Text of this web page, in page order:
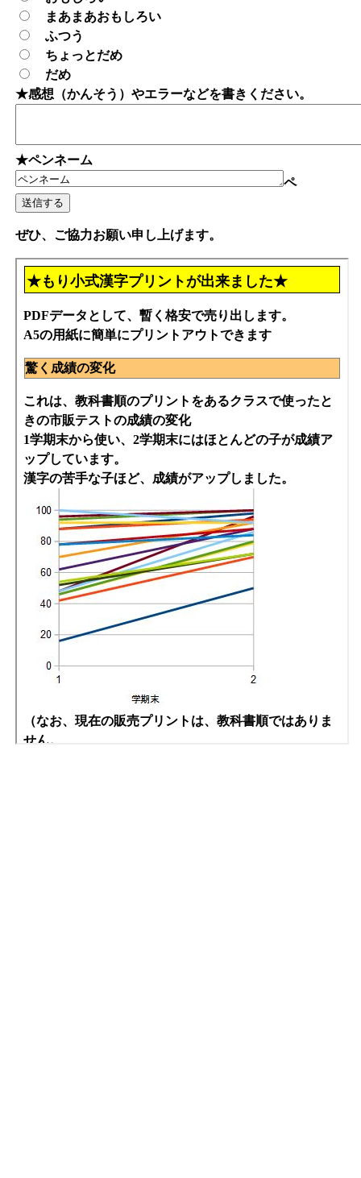
まあまあおもしろい
ふつう
ちょっとだめ
だめ
★感想（かんそう）やエラーなどを書きください。
★ペンネーム
ペ
ぜひ、ご協力お願い申し上げます。